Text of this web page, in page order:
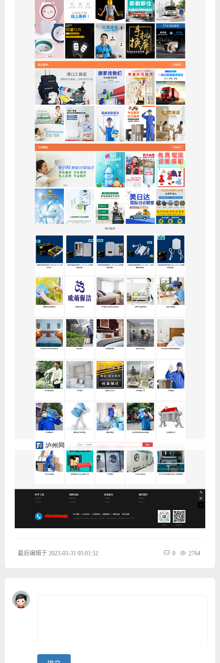
最后编辑于 2023-03-31 05:01:52 0 2764